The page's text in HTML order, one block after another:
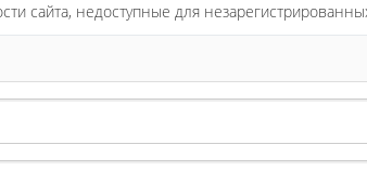
сайта, недоступные для